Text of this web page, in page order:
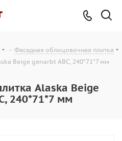
- Фасадная облицовочная плитка
Beige genarbt ABC, 240*71*7 мм
Alaska Beige
240*71*7 мм